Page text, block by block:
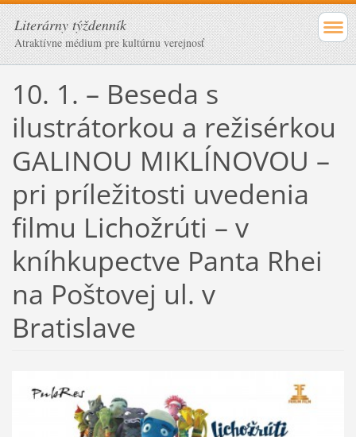
Literárny týždenník
Atraktívne médium pre kultúrnu verejnosť
10. 1. – Beseda s
ilustrátorkou a režisérkou
GALINOU MIKLÍNOVOU –
pri príležitosti uvedenia
filmu Lichožrúti – v
kníhkupectve Panta Rhei
na Poštovej ul. v
Bratislave